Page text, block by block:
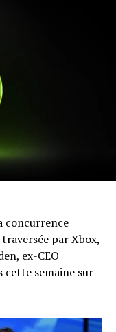
concurrence
par Xbox,
ex-CEO
cette semaine sur